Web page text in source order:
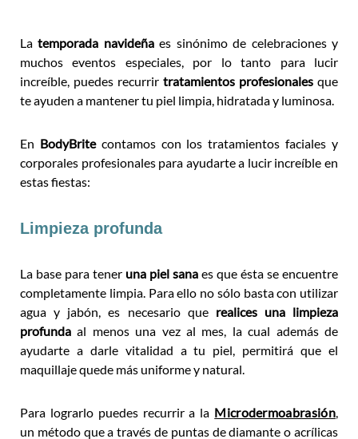
Latemporada navideñaes sinónimo de celebraciones y
muchos eventos especiales, por lo tanto para lucir
increíble, puedes recurrir tratamientos profesionales que
te ayuden a mantener tu piel limpia, hidratada y luminosa.
En BodyBritecontamos con los tratamientos faciales y
corporales profesionales para ayudarte a lucir increíble en
estas fiestas:
Limpieza profunda
La base para tener una piel sana es que ésta se encuentre
completamente limpia. Paraello no sólo basta con utilizar
agua y jabón, es necesario que realices una limpieza
profunda al menos una vez al mes, la cual además de
ayudarte a darle vitalidad a tu piel, permitirá que el
maquillaje quede más uniforme y natural.
Para lograrlo puedes recurrir a la Microdermoabrasión,
un método que a través de puntas de diamante o acrílicas